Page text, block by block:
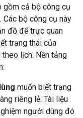
gồm cả bộ công cụ
bộ công cụ này
đồ để trực quan
trạng thái của
lịch. Nền tảng
muốn biết trạng
riêng lẻ. Tài liệu
người dùng đó